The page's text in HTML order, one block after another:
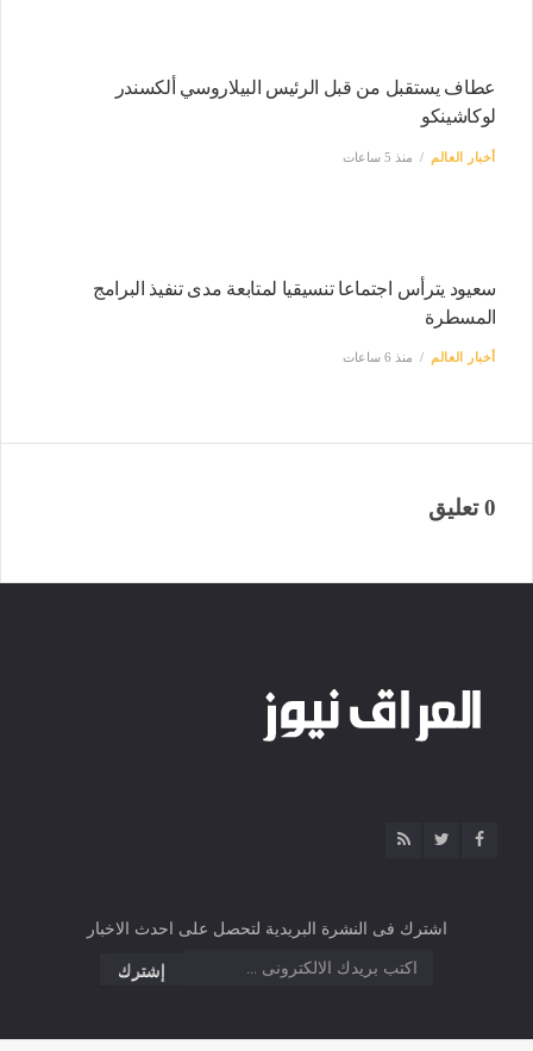
عطاف يستقبل من قبل الرئيس البيلاروسي ألكسندر
لوكاشينكو
أخبار العالم منذ 5 ساعات
سعيود يترأس اجتماعا تنسيقيا لمتابعة مدى تنفيذ البرامج
المسطرة
أخبار العالم منذ 6 ساعات
0 تعليق
اشترك فى النشرة البريدية لتحصل على احدث الاخبار